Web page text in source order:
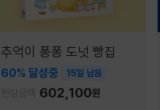
추억이 퐁퐁 도넛 빵집
60% 달성중 15일 남음
펀딩금액 602,100원